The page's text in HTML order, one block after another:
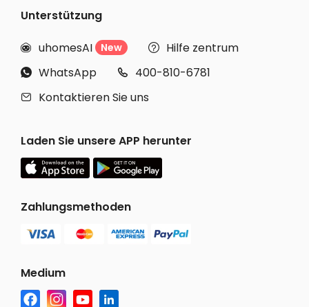
Unterstützung
 uhomesAI New  Hilfe zentrum
 WhatsApp  400-810-6781
 Kontaktieren Sie uns
Laden Sie unsere APP herunter
Zahlungsmethoden
Medium